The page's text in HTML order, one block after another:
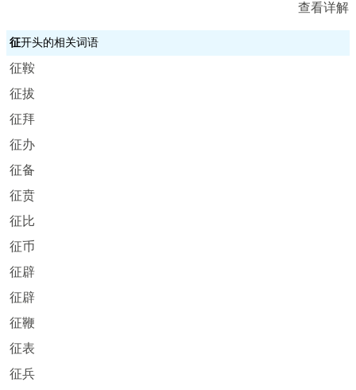
查看详解
征开头的相关词语
征鞍
征拔
征拜
征办
征备
征贲
征比
征币
征辟
征辟
征鞭
征表
征兵